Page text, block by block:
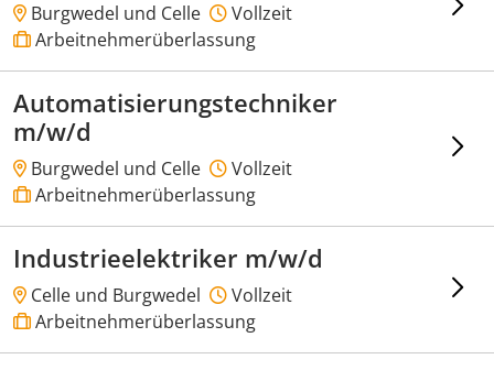
Burgwedel und Celle
Vollzeit
Arbeitnehmerüberlassung
Automatisierungstechniker
m/w/d
Burgwedel und Celle
Vollzeit
Arbeitnehmerüberlassung
Industrieelektriker m/w/d
Celle und Burgwedel
Vollzeit
Arbeitnehmerüberlassung